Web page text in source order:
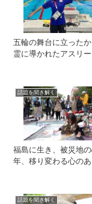
五輪の舞台に立った
霊に導かれたアスリ
話題を聞き解く
福島に生き、被災地
年、移り変わる心の
話題を聞き解く